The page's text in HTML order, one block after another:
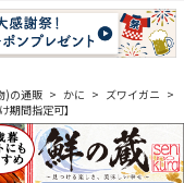
)の通販 > かに > ズワイガニ >
間指定可】